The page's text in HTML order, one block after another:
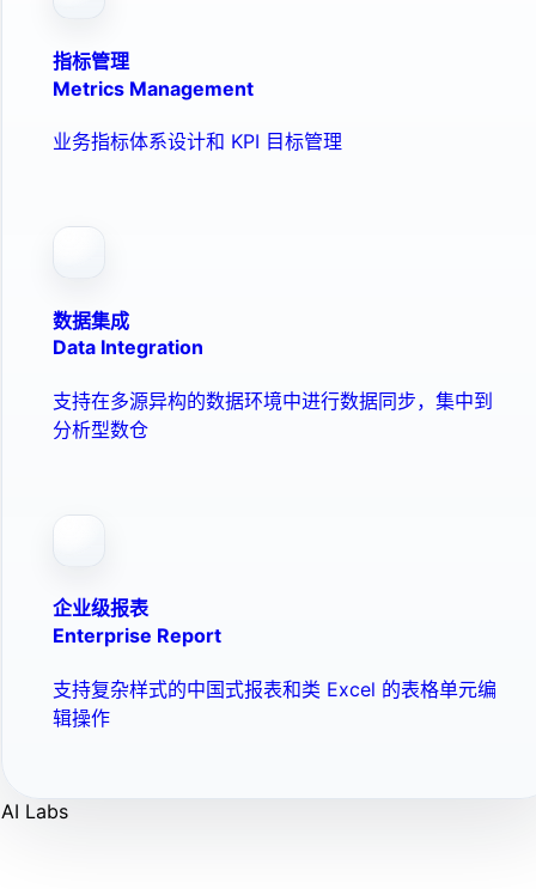
指标管理
Metrics Management
业务指标体系设计和 KPI 目标管理
数据集成
Data Integration
支持在多源异构的数据环境中进行数据同步，集中到
分析型数仓
企业级报表
Enterprise Report
支持复杂样式的中国式报表和类 Excel 的表格单元编
辑操作
AI Labs